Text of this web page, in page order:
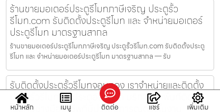
ร้านขายมอเตอร์ประตูรีโมทภาษีเจริญ ประตูรั้ว
รีโมท.com รับติดตั้งประตูรีโมท และ จำหน่ายมอเตอร์
ประตูรีโมท มาตรฐานสากล
ร้านขายมอเตอร์ประตูรีโมทภาษีเจริญ ประตูรั้วรีโมท.com รับติดตั้งประตู
รีโมท และ จำหน่ายมอเตอร์ประตูรีโมท มาตรฐานสากล — รับ
รับติดตั้งประตูรั้วรีโมทจอมทอง เราจำหน่ายและติดตั้ง
ประตูรั้วรีโมทและประตูอัตโนมัติ บริการทุกพื้นที่ติดตั้ง
โดยทีมช่างมืออาชีพที่มีประสบการณ์ตรงในงาน
หน้าหลัก เมนู ติดต่อ แชร์ เพิ่มเติม